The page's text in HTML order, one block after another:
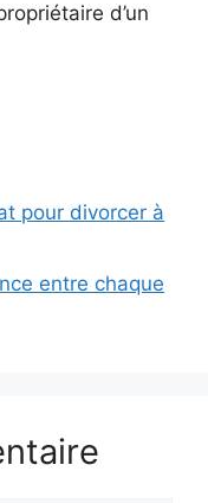
d’un
pour divorcer à
entre chaque